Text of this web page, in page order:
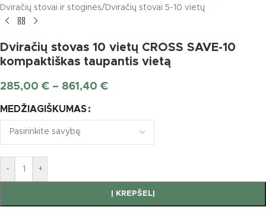
Dviračių stovai ir stoginės/ Dviračių stovai 5-10 vietų
Dviračių stovas 10 vietų CROSS SAVE-10
kompaktiškas taupantis vietą
285,00 € – 861,40 €
MEDŽIAGIŠKUMAS
- +
Į KREPŠELĮ